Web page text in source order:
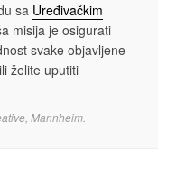
sa Uređivačkim
misija je osigurati
svake objavljene
želite uputiti
Mannheim.